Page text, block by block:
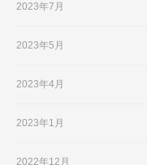
2023年7月
2023年5月
2023年4月
2023年1月
2022年12月